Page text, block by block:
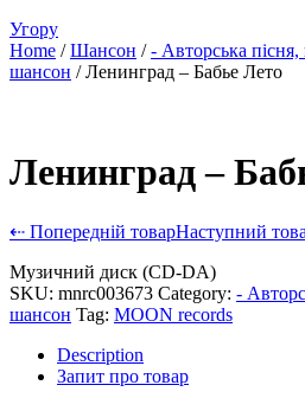
Угору
Home /Шансон /- Авторська
шансон / Ленинград – Бабье Лето
Ленинград –
⇠ Попередній товарНаступний
Музичний диск (CD-DA)
SKU: mnrc003673 Category: -
шансон Tag: MOON records
Description
Запит про товар